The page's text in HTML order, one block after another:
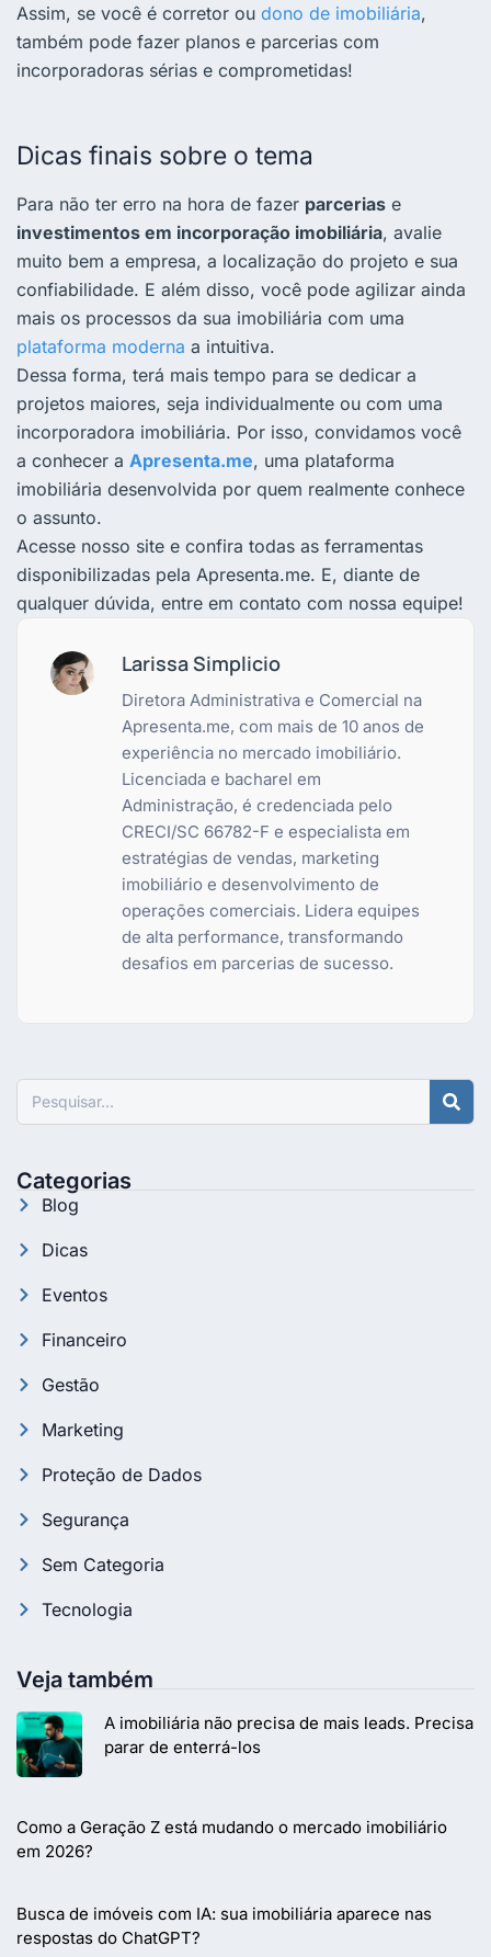
Assim, se você é corretor ou dono de imobiliária,
também pode fazer planos e parcerias com
incorporadoras sérias e comprometidas!
Dicas finais sobre o tema
Para não ter erro na hora de fazer parcerias e
investimentos em incorporação imobiliária, avalie
muito bem a empresa, a localização do projeto e sua
confiabilidade. E além disso, você pode agilizar ainda
mais os processos da sua imobiliária com uma
plataforma moderna a intuitiva.
Dessa forma, terá mais tempo para se dedicar a
projetos maiores, seja individualmente ou com uma
incorporadora imobiliária. Por isso, convidamos você
a conhecer a Apresenta.me, uma plataforma
imobiliária desenvolvida por quem realmente conhece
o assunto.
Acesse nosso site e confira todas as ferramentas
disponibilizadas pela Apresenta.me. E, diante de
qualquer dúvida, entre em contato com nossa equipe!
Larissa Simplicio
Diretora Administrativa e Comercial na
Apresenta.me, com mais de 10 anos de
experiência no mercado imobiliário.
Licenciada e bacharel em
Administração, é credenciada pelo
CRECI/SC 66782-F e especialista em
estratégias de vendas, marketing
imobiliário e desenvolvimento de
operações comerciais. Lidera equipes
de alta performance, transformando
desafios em parcerias de sucesso.
Pesquisar
Categorias
Blog
Dicas
Eventos
Financeiro
Gestão
Marketing
Proteção de Dados
Segurança
Sem Categoria
Tecnologia
Veja também
A imobiliária não precisa de mais leads. Precisa
parar de enterrá-los
Como a Geração Z está mudando o mercado imobiliário
em 2026?
Busca de imóveis com IA: sua imobiliária aparece nas
respostas do ChatGPT?